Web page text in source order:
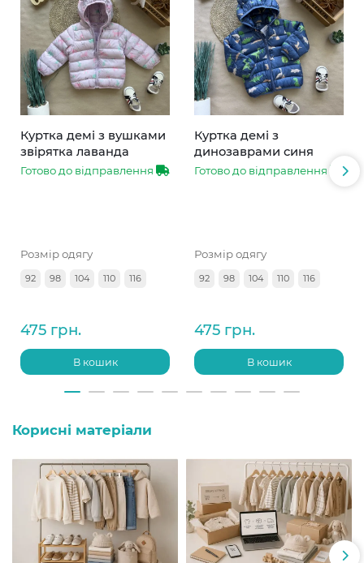
Куртка демі з вушками
звірятка лаванда
Готово до відправлення
Розмір одягу
92 98 104 110 116
475 грн.
В кошик
Куртка демі з
динозаврами синя
Готово до відправлення
Розмір одягу
92 98 104 110 116
475 грн.
В кошик
Корисні матеріали